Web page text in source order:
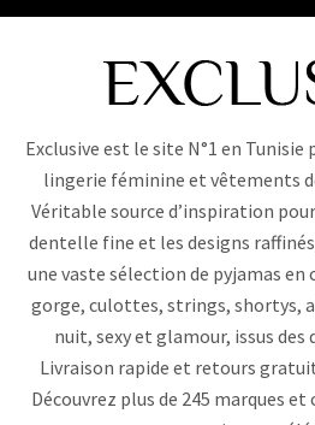
Exclusive est le site N°1 en
lingerie féminine et vêtements
Véritable source d’inspiration
dentelle fine et les designs
une vaste sélection de pyjamas
gorge, culottes, strings, shortys,
nuit, sexy et glamour, issus
Livraison rapide et retours
Découvrez plus de 245 marques